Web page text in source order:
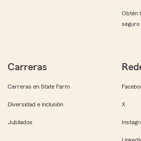
Obtén
seguro
Carreras
Carreras en State Farm
Diversidad e inclusión
Jubilados
X